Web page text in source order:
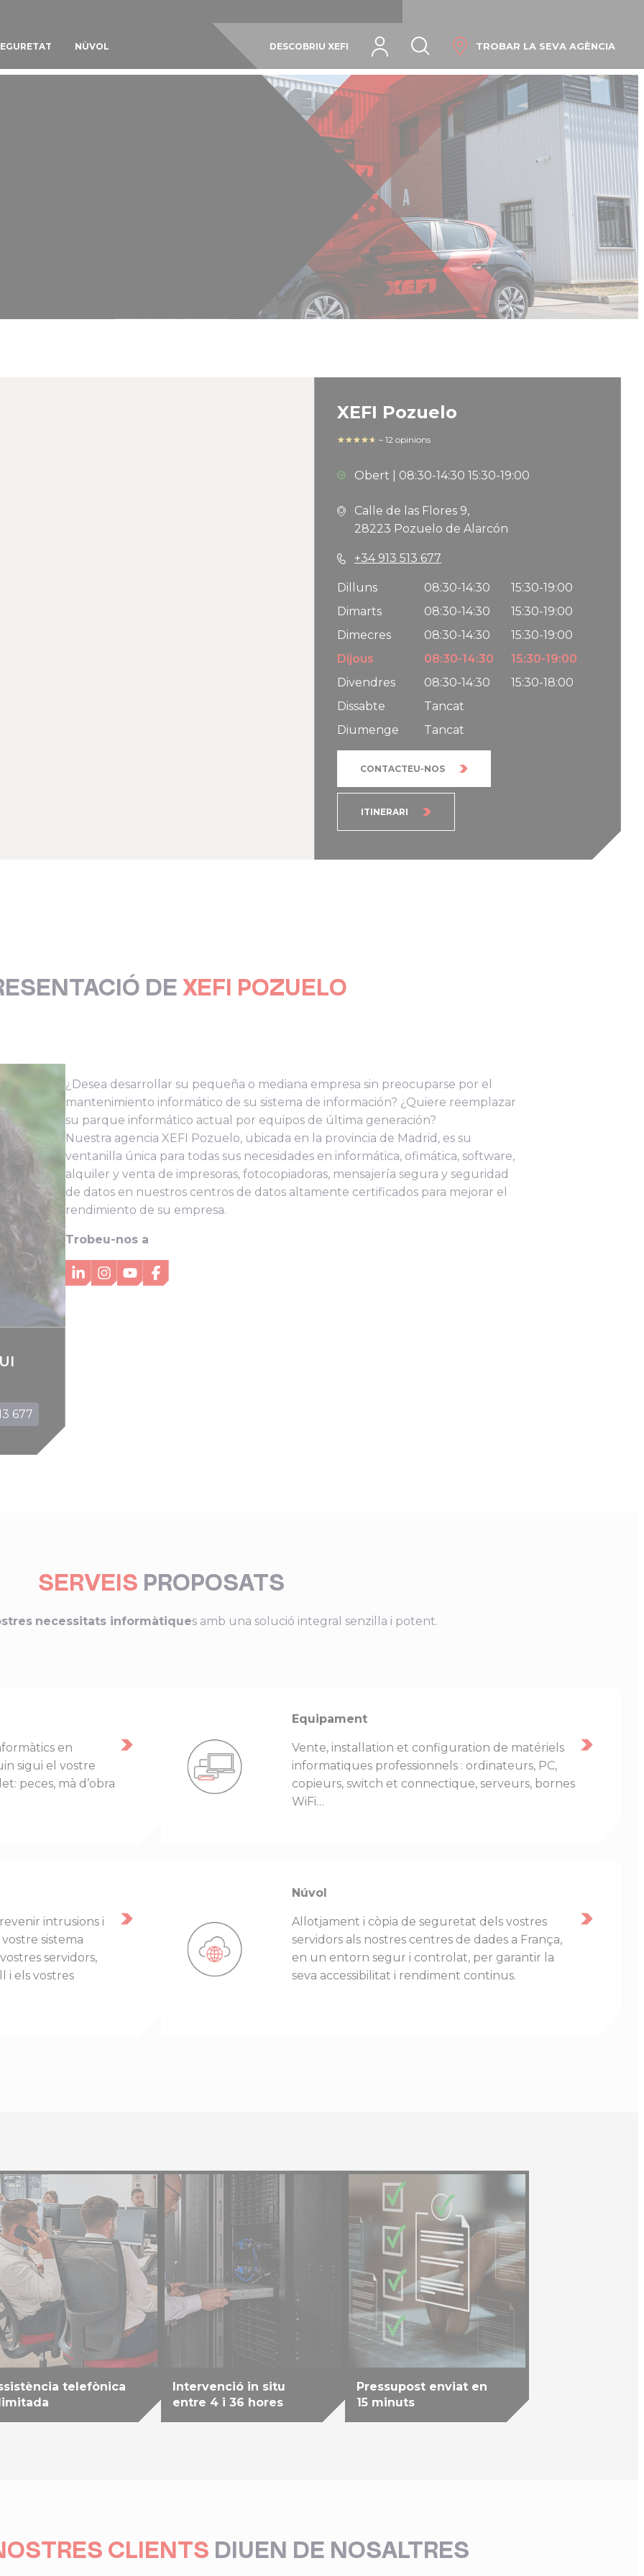
NÙVOL DESCOBRIU XEFI TROBAR LA SEVA AGÈNCIA
XEFI Pozuelo
☆☆☆☆☆
★★★★★ –12 opinions
Obert 08:30-14:30 15:30-19:00
Calle de las Flores 9,
28223 Pozuelo de Alarcón
+34 913 513 677
Dilluns 08:30-14:30
15:30-19:00
Dimarts
08:30-14:30
15:30-19:00
Dimecres
08:30-14:30
15:30-19:00
Dijous
08:30-14:30
15:30-19:00
Divendres
08:30-14:30
15:30-18:00
Dissabte
Tancat
Diumenge
Tancat
CONTACTEU-NOS
ITINERARI
DEXEFI POZUELO
677
¿Desea desarrollar su pequeña o mediana empresa sin preocuparse por el
mantenimiento informático de su sistema de información? ¿Quiere reemplazar
su parque informático actual por equipos de última generación?
Nuestra agencia XEFI Pozuelo, ubicada en la provincia de Madrid, es su
ventanilla única para todas sus necesidades en informática, ofimática, software,
alquiler y venta de impresoras, fotocopiadoras, mensajería segura y seguridad
de datos en nuestros centros de datos altamente certificados para mejorar el
rendimiento de su empresa.
Trobeu-nos a
LinkedInInstagram
YouTubeFacebook
SERVEISPROPOSATS
necessitats informàtiques amb una solució integral senzilla i potent.
en
sigui el vostre
peces, mà d’obra
Equipament
Vente, installation et configuration de matériels
informatiques professionnels : ordinateurs, PC,
copieurs, switch et connectique, serveurs, bornes
WiFi…
intrusions i
sistema
servidors,
i els vostres
Núvol
Allotjament i còpia de seguretat dels vostres
servidors als nostres centres de dades a França,
en un entorn segur i controlat, per garantir la
seva accessibilitat i rendiment continus.
telefònica
Intervenció in situ
entre 4 i 36 hores
Pressupost enviat en
15 minuts
CLIENTSDIUEN DE NOSALTRES